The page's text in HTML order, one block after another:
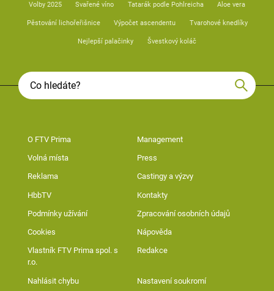
Volby 2025 Svařené víno Tatarák podle Pohlreicha Aloe vera
Pěstování lichořeřišnice Výpočet ascendentu Tvarohové knedlíky
Nejlepší palačinky Švestkový koláč
O FTV Prima Management
Volná místa Press
Reklama Castingy a výzvy
HbbTV Kontakty
Podmínky užívání Zpracování osobních údajů
Cookies Nápověda
Vlastník FTV Prima spol. s
r.o.
Redakce
Nahlásit chybu Nastavení soukromí